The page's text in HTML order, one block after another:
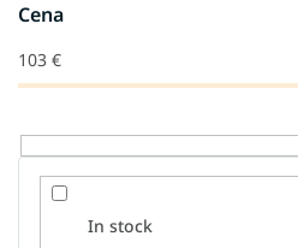
e
i
z
e
l
Cena
103 €
In stock